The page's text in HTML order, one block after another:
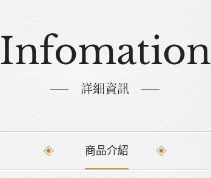
Infomation
詳細資訊
商品介紹